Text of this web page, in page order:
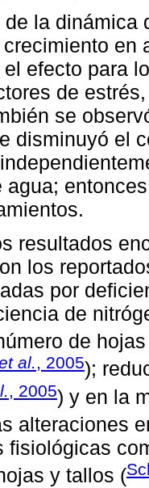
la dinámica
en
efecto para
de
se
disminuyó el
agua;
resultados
los
por
de
de
al., 2005);
, 2005) y en la
alteraciones
fisiológicas
y tallos (